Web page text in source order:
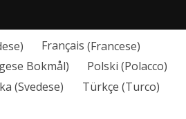
) Français (Francese)
Bokmål) Polski (Polacco)
(Svedese) Türkçe (Turco)